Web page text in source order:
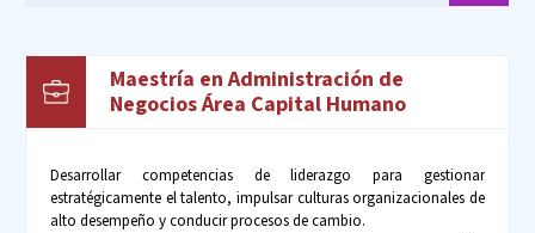
Maestría en Administración de
Negocios Área Capital Humano
Desarrollar competencias de liderazgo para gestionar
estratégicamente el talento, impulsar culturas organizacionales de
alto desempeño y conducir procesos de cambio.